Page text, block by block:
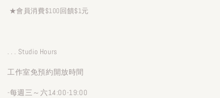
★會員消費$100回饋$1元
. . . Studio Hours
工作室免預約開放時間
-每週三～六14:00-19:00